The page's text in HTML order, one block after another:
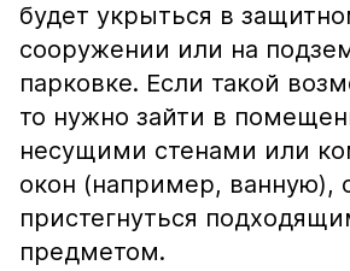
будет укрыться в
сооружении или на
парковке. Если такой
то нужно зайти в
несущими стенами или
окон (например, ванную),
пристегнуться
предметом.